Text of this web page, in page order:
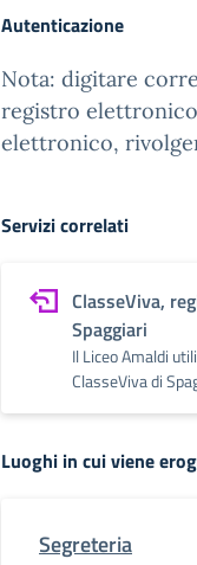
Autenticazione
Nota: digitare
registro
elettronico,
Servizi correlati
ClasseViva,
Spaggiari
Il Liceo Amaldi
ClasseViva di
Luoghi in cui viene
Segreteria